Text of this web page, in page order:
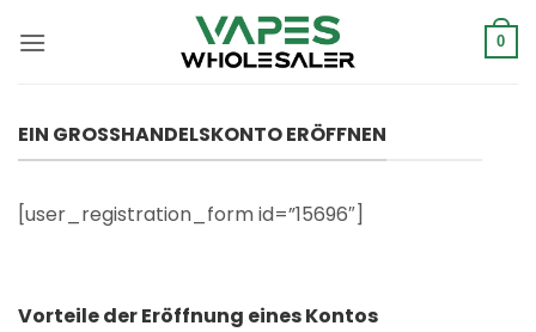
Inhalt
0
EIN GROSSHANDELSKONTO ERÖFFNEN
[user_registration_form id=”15696″]
Vorteile der Eröffnung eines Kontos